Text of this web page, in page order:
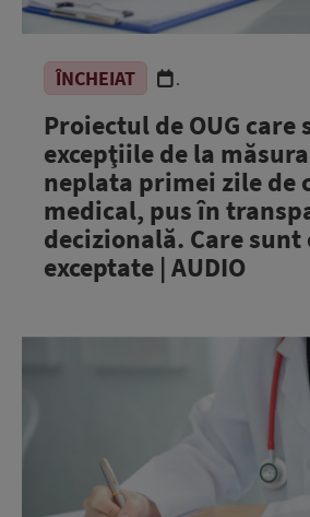
ÎNCHEIAT .
Proiectul de OUG
excepţiile de la
neplata primei zile de
medical, pus în
decizională. Care
exceptate | AUDIO